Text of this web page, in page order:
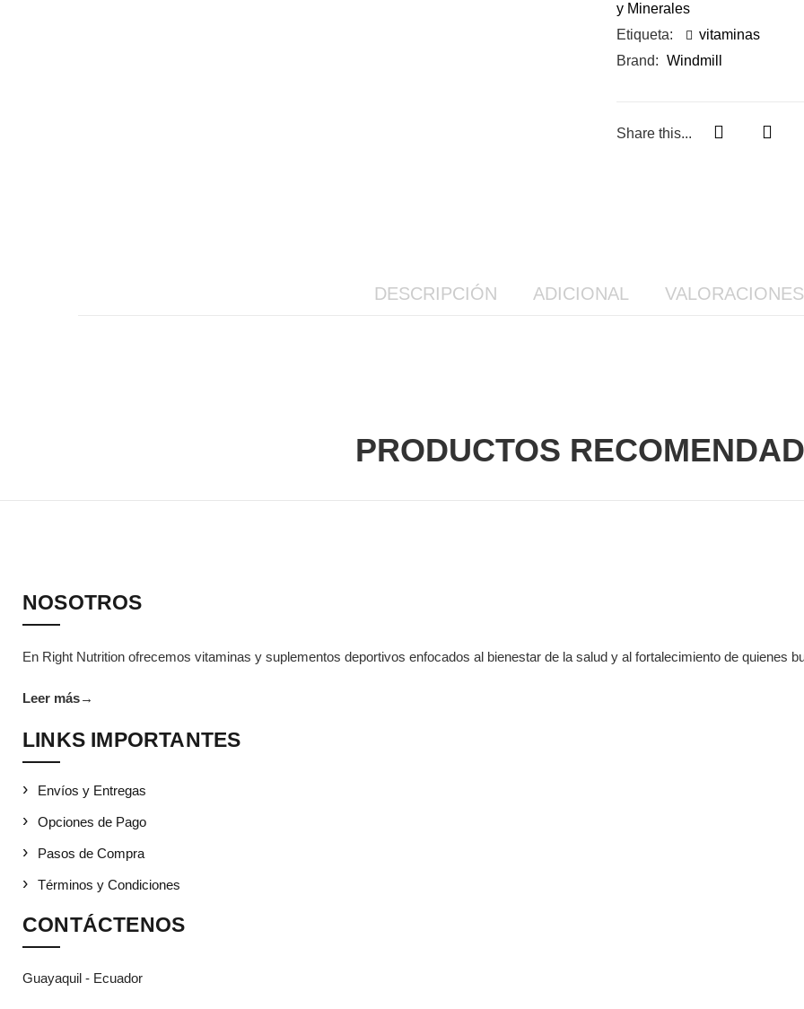
y Minerales
Etiqueta:
vitaminas
Brand: Windmill
Share this...
DESCRIPCIÓN ADICIONAL
PRODUCTOS
NOSOTROS
En Right Nutrition ofrecemos vitaminas y suplementos deportivos enfocados al bienestar de la salud y al fortalecimiento de quienes
Leer más→
LINKS IMPORTANTES
Envíos y Entregas
Opciones de Pago
Pasos de Compra
Términos y Condiciones
CONTÁCTENOS
Guayaquil - Ecuador